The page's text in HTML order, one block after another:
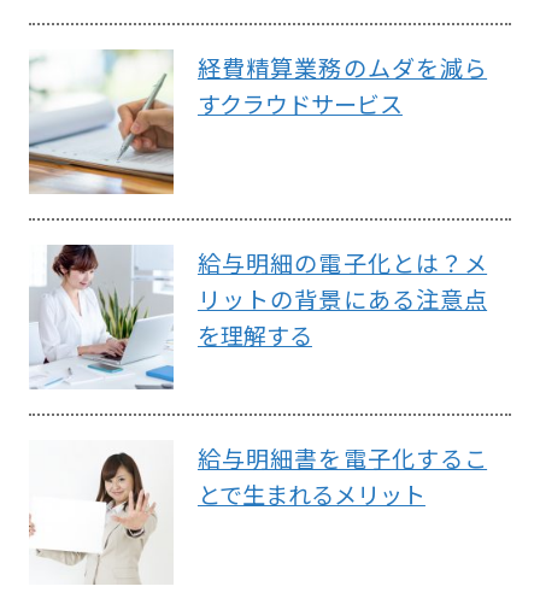
経費精算業務のムダを減ら
すクラウドサービス
給与明細の電子化とは？メ
リットの背景にある注意点
を理解する
給与明細書を電子化するこ
とで生まれるメリット